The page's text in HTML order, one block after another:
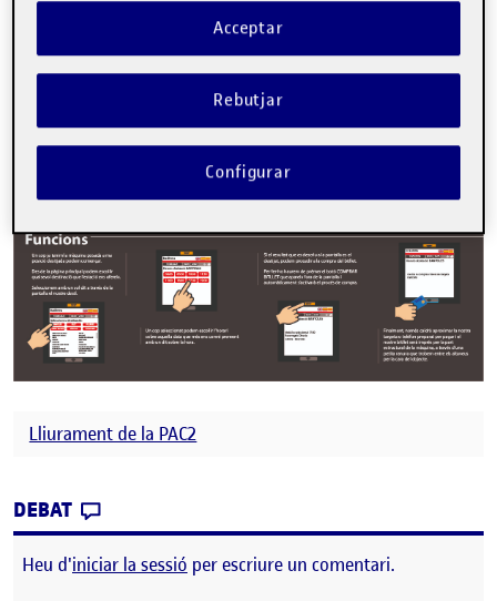
Lliurament de la PAC2
DEBAT
Heu d'iniciar la sessió per escriure un comentari.
Rebutjar
Acceptar
Configurar